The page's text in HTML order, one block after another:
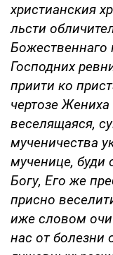
христианския
льсти
Божественнаго
Господних
приити ко
чертозе Жениха
веселящаяся,
мученичества
мученице, буди
Богу, Его же
присно
иже словом
нас от болезни